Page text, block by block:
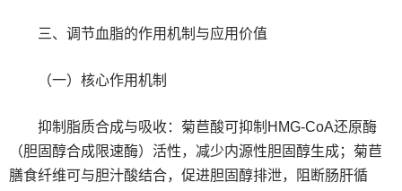
三、调节血脂的作用机制与应用价值
（一）核心作用机制
抑制脂质合成与吸收：菊苣酸可抑制HMG-CoA还原酶
（胆固醇合成限速酶）活性，减少内源性胆固醇生成；菊苣
膳食纤维可与胆汁酸结合，促进胆固醇排泄，阻断肠肝循